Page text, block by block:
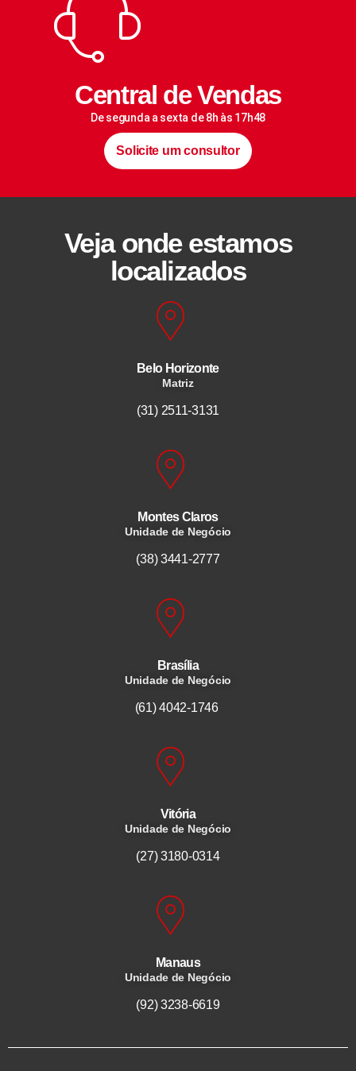
Central de Vendas
De segunda a sexta de 8h às 17h48
Solicite um consultor
Veja onde estamos
localizados
Belo Horizonte
Matriz
(31) 2511-3131
Montes Claros
Unidade de Negócio
(38) 3441-2777
Brasília
Unidade de Negócio
(61) 4042-1746
Vitória
Unidade de Negócio
(27) 3180-0314
Manaus
Unidade de Negócio
(92) 3238-6619